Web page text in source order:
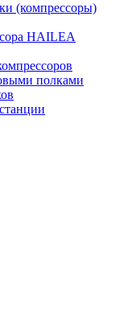
(компрессоры)
HAILEA
полками